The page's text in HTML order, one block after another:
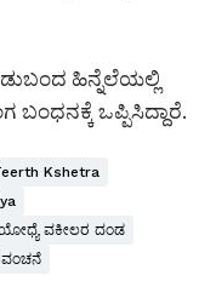
ಹಿನ್ನೆಲೆಯಲ್ಲಿ
ಒಪ್ಪಿಸಿದ್ದಾರೆ.
Kshetra
ವಕೀಲರ ದಂಡ